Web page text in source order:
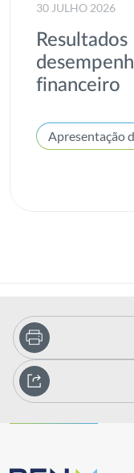
30 JULHO 2026
financeiro
Apresentação